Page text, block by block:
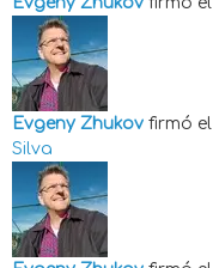
Evgeny Zhukov firmó el
Silva